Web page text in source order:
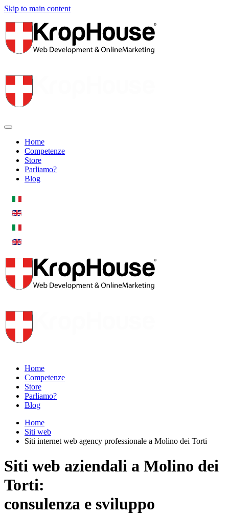
Skip to main content
Home
Competenze
Store
Parliamo?
Blog
Home
Competenze
Store
Parliamo?
Blog
Home
Siti web
Siti internet web agency professionale a Molino dei Torti
Siti web aziendali a Molino dei
Torti:
consulenza e sviluppo